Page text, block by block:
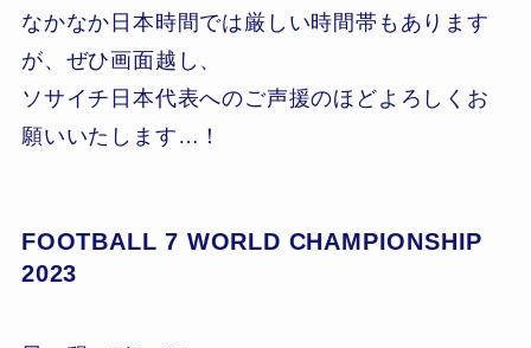
なかなか日本時間では厳しい時間帯もあります
が、ぜひ画面越し、
ソサイチ日本代表へのご声援のほどよろしくお
願いいたします…！
FOOTBALL 7 WORLD CHAMPIONSHIP
2023